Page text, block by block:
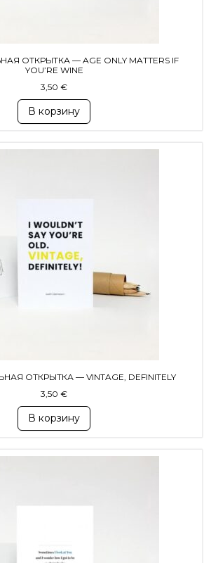
ОТКРЫТКА — AGE ONLY MATTERS IF
YOU’RE WINE
3,50 €
В корзину
ОТКРЫТКА — VINTAGE, DEFINITELY
3,50 €
В корзину